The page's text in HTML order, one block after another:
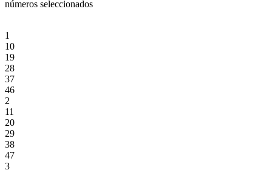
números seleccionados
1
10
19
28
37
46
2
11
20
29
38
47
3